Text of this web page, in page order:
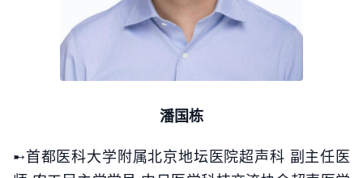
潘国栋
➸首都医科大学附属北京地坛医院超声科 副主任医